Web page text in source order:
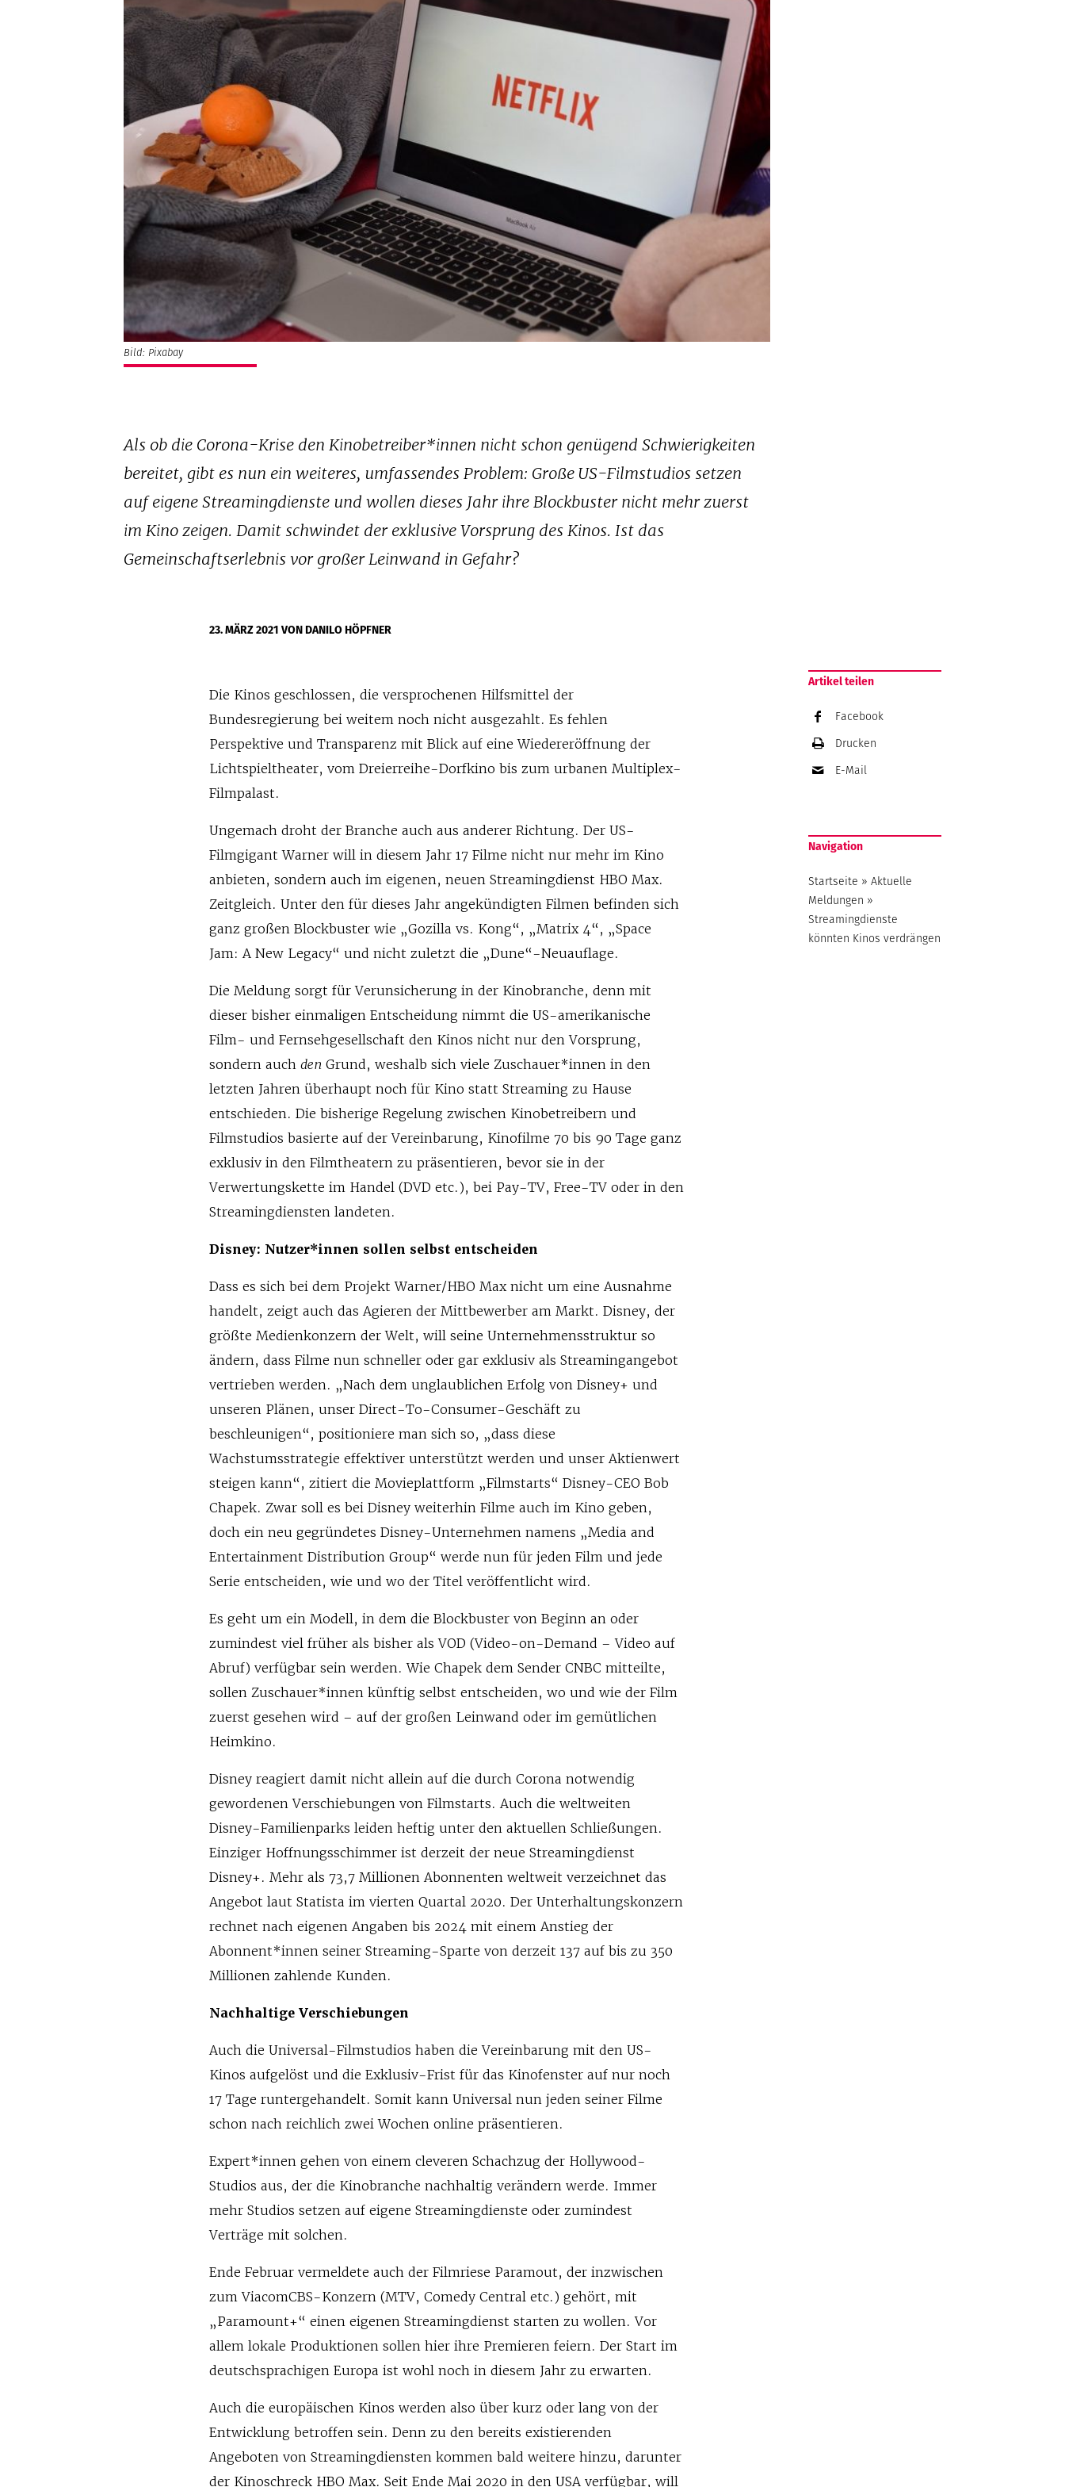
Bild: Pixabay
Als ob die Corona-Krise den Kinobetreiber*innen nicht schon genügend Schwierigkeiten
bereitet, gibt es nun ein weiteres, umfassendes Problem: Große US-Filmstudios setzen
auf eigene Streamingdienste und wollen dieses Jahr ihre Blockbuster nicht mehr zuerst
im Kino zeigen. Damit schwindet der exklusive Vorsprung des Kinos. Ist das
Gemeinschaftserlebnis vor großer Leinwand in Gefahr?
23. MÄRZ 2021VON DANILO HÖPFNER
Die Kinos geschlossen, die versprochenen Hilfsmittel der
Bundesregierung bei weitem noch nicht ausgezahlt. Es fehlen
Perspektive und Transparenz mit Blick auf eine Wiedereröffnung der
Lichtspieltheater, vom Dreierreihe-Dorfkino bis zum urbanen Multiplex-
Filmpalast.
Ungemach droht der Branche auch aus anderer Richtung. Der US-
Filmgigant Warner will in diesem Jahr 17 Filme nicht nur mehr im Kino
anbieten, sondern auch im eigenen, neuen Streamingdienst HBO Max.
Zeitgleich. Unter den für dieses Jahr angekündigten Filmen befinden sich
ganz großen Blockbuster wie „Gozilla vs. Kong“, „Matrix 4“, „Space
Jam: A New Legacy“ und nicht zuletzt die „Dune“-Neuauflage.
Die Meldung sorgt für Verunsicherung in der Kinobranche, denn mit
dieser bisher einmaligen Entscheidung nimmt die US-amerikanische
Film- und Fernsehgesellschaft den Kinos nicht nur den Vorsprung,
sondern auchden Grund, weshalb sich viele Zuschauer*innen in den
letzten Jahren überhaupt noch für Kino statt Streaming zu Hause
entschieden. Die bisherige Regelung zwischen Kinobetreibern und
Filmstudios basierte auf der Vereinbarung, Kinofilme 70 bis 90 Tage ganz
exklusiv in den Filmtheatern zu präsentieren, bevor sie in der
Verwertungskette im Handel (DVD etc.), bei Pay-TV, Free-TV oder in den
Streamingdiensten landeten.
Disney: Nutzer*innen sollen selbst entscheiden
Dass es sich bei dem Projekt Warner/HBO Max nicht um eine Ausnahme
handelt, zeigt auch das Agieren der Mittbewerber am Markt. Disney, der
größte Medienkonzern der Welt, will seine Unternehmensstruktur so
ändern, dass Filme nun schneller oder gar exklusiv als Streamingangebot
vertrieben werden. „Nach dem unglaublichen Erfolg von Disney+ und
unseren Plänen, unser Direct-To-Consumer-Geschäft zu
beschleunigen“, positioniere man sich so, „dass diese
Wachstumsstrategie effektiver unterstützt werden und unser Aktienwert
steigen kann“, zitiert die Movieplattform „Filmstarts“ Disney-CEO Bob
Chapek. Zwar soll es bei Disney weiterhin Filme auch im Kino geben,
doch ein neu gegründetes Disney-Unternehmen namens „Media and
Entertainment Distribution Group“ werde nun für jeden Film und jede
Serie entscheiden, wie und wo der Titel veröffentlicht wird.
Es geht um ein Modell, in dem die Blockbuster von Beginn an oder
zumindest viel früher als bisher als VOD (Video-on-Demand – Video auf
Abruf) verfügbar sein werden. Wie Chapek dem Sender CNBC mitteilte,
sollen Zuschauer*innen künftig selbst entscheiden, wo und wie der Film
zuerst gesehen wird – auf der großen Leinwand oder im gemütlichen
Heimkino.
Disney reagiert damit nicht allein auf die durch Corona notwendig
gewordenen Verschiebungen von Filmstarts. Auch die weltweiten
Disney-Familienparks leiden heftig unter den aktuellen Schließungen.
Einziger Hoffnungsschimmer ist derzeit der neue Streamingdienst
Disney+. Mehr als 73,7 Millionen Abonnenten weltweit verzeichnet das
Angebot laut Statista im vierten Quartal 2020. Der Unterhaltungskonzern
rechnet nach eigenen Angaben bis 2024 mit einem Anstieg der
Abonnent*innen seiner Streaming-Sparte von derzeit 137 auf bis zu 350
Millionen zahlende Kunden.
Nachhaltige Verschiebungen
Auch die Universal-Filmstudios haben die Vereinbarung mit den US-
Kinos aufgelöst und die Exklusiv-Frist für das Kinofenster auf nur noch
17 Tage runtergehandelt. Somit kann Universal nun jeden seiner Filme
schon nach reichlich zwei Wochen online präsentieren.
Expert*innen gehen von einem cleveren Schachzug der Hollywood-
Studios aus, der die Kinobranche nachhaltig verändern werde. Immer
mehr Studios setzen auf eigene Streamingdienste oder zumindest
Verträge mit solchen.
Ende Februar vermeldete auch der Filmriese Paramout, der inzwischen
zum ViacomCBS-Konzern (MTV, Comedy Central etc.) gehört, mit
„Paramount+“ einen eigenen Streamingdienst starten zu wollen. Vor
allem lokale Produktionen sollen hier ihre Premieren feiern. Der Start im
deutschsprachigen Europa ist wohl noch in diesem Jahr zu erwarten.
Auch die europäischen Kinos werden also über kurz oder lang von der
Entwicklung betroffen sein. Denn zu den bereits existierenden
Angeboten von Streamingdiensten kommen bald weitere hinzu, darunter
der Kinoschreck HBO Max. Seit Ende Mai 2020 in den USA verfügbar, will
Artikel teilen
Facebook
Drucken
E-Mail
Navigation
Startseite »Aktuelle
Meldungen »
Streamingdienste
könnten Kinos verdrängen